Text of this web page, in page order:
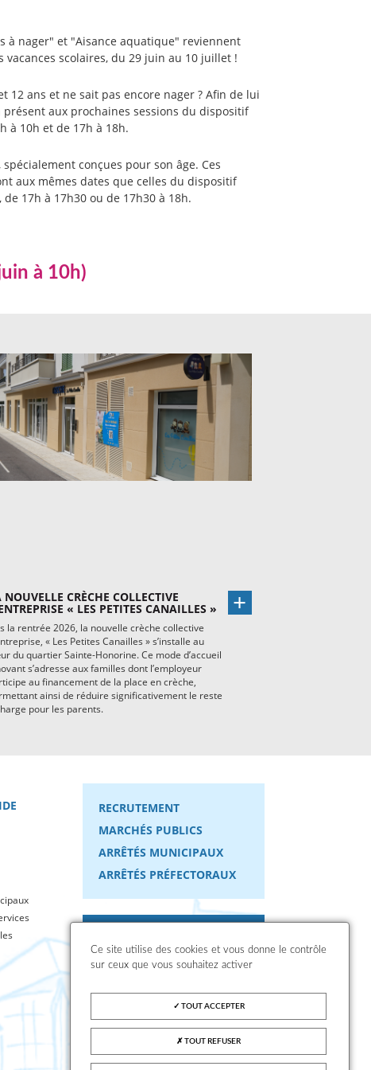
à nager" et "Aisance aquatique" reviennent
vacances scolaires, du 29 juin au 10 juillet !
12 ans et ne sait pas encore nager ? Afin de lui
aux prochaines sessions du dispositif
à 10h et de 17h à 18h.
conçues pour son âge. Ces
aux mêmes dates que celles du dispositif
17h à 17h30 ou de 17h30 à 18h.
à 10h)
NOUVELLE CRÈCHE COLLECTIVE
« LES PETITES CANAILLES »
la rentrée 2026, la nouvelle crèche collective
« Les Petites Canailles » s’installe au
du quartier Sainte-Honorine. Ce mode d’accueil
s’adresse aux familles dont l’employeur
au financement de la place en crèche,
ainsi de réduire significativement le reste
pour les parents.
RECRUTEMENT
MARCHÉS PUBLICS
ARRÊTÉS MUNICIPAUX
ARRÊTÉS PRÉFECTORAUX
Contactez-nous
Protection des données
Suivez-nous sur
Ce site utilise des cookies et vous donne le contrôle
sur ceux que vous souhaitez activer
TOUT ACCEPTER
TOUT REFUSER